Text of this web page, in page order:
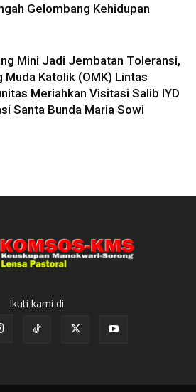
Gelombang Kehidupan
Mini Jadi Jembatan Toleransi,
Muda Katolik (OMK) Lintas
Meriahkan Visitasi Salib IYD
Santa Bunda Maria Sowi
Ikuti kami di